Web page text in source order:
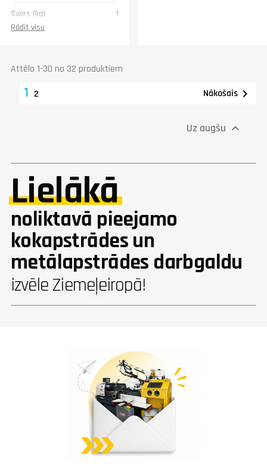
Svars (kg)
1
Rādīt visu
Attēlo 1-30 no 32 produktiem
1 2 Nākošais 
Uz augšu 
Lielākā
noliktavā pieejamo
kokapstrādes un
metālapstrādes darbgaldu
izvēle Ziemeļeiropā!